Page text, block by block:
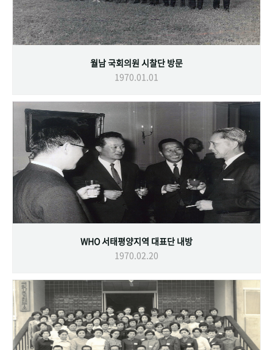
월남 국회의원 시찰단 방문
1970.01.01
WHO 서태평양지역 대표단 내방
1970.02.20